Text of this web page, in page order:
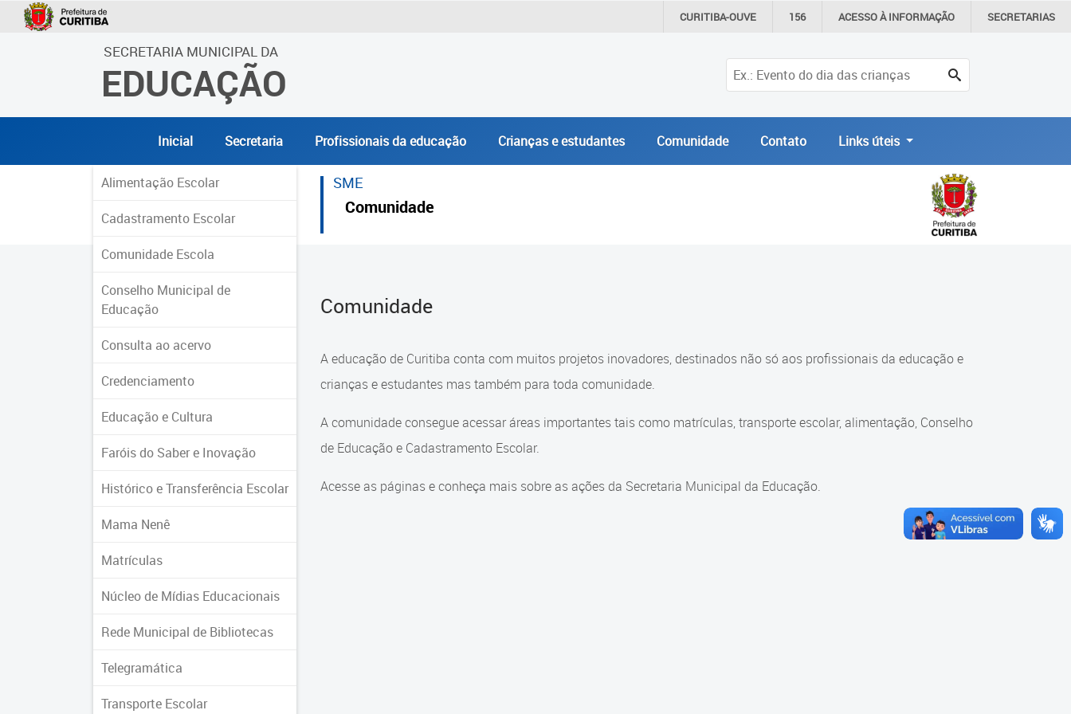
CURITIBA-OUVE 156 ACESSO ÀINFORMAÇÃO SECRETARIAS
SECRETARIA MUNICIPAL DA
EDUCAÇÃO
Inicial Secretaria Profissionais da educação Crianças e estudantes Comunidade Contato Links úteis
Alimentação Escolar
Cadastramento Escolar
Comunidade Escola
Conselho Municipal de
Educação
Consulta ao acervo
Credenciamento
Educação e Cultura
Faróis do Saber e Inovação
Histórico e Transferência Escolar
Mama Nenê
Matrículas
Núcleo de Mídias Educacionais
Rede Municipal de Bibliotecas
Telegramática
Transporte Escolar
SME
Comunidade
Comunidade
A educação de Curitiba conta com muitos projetos inovadores, destinados não só aos profissionais da educação e
crianças e estudantes mas também para toda comunidade.
A comunidade consegue acessar áreas importantes tais como matrículas, transporte escolar, alimentação, Conselho
de Educação e Cadastramento Escolar.
Acesse as páginas e conheça mais sobre as ações da Secretaria Municipal da Educação.